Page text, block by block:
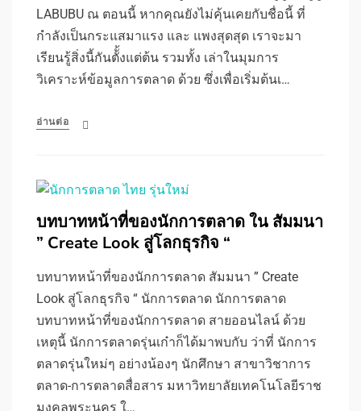
LABUBU ณ ตอนนี้ หากคุณยังไม่คุ้นเคยกับชื่อนี้ ที่
กำลังเป็นกระแสมาแรง และ แพงสุดสุด เราจะมา
เรียนรู้สิ่งนี้กันตัั้งแต่ต้น รวมทั้ง เล่าในมุมการ
วิเคราะห์ข้อมูลการตลาด ด้วย ซึ่งเพื่อเริ่มต้นเ…
อ่านต่อ
บทบาทหน้าที่ของนักการตลาด ใน สัมมนา
” Create Look สู่โลกธุรกิจ “
บทบาทหน้าที่ของนักการตลาด สัมมนา ” Create
Look สู่โลกธุรกิจ “ นักการตลาด นักการตลาด
บทบาทหน้าที่ของนักการตลาด สายออนไลน์ ด้วย
เหตุนี้ นักการตลาดรุ่นเก๋าก็ได้มาพบกับ ว่าที่ นักการ
ตลาดรุ่นใหม่ๆ อย่างน้องๆ นักศึกษา สาขาวิชาการ
ตลาด-การตลาดสื่อสาร มหาวิทยาลัยเทคโนโลยีราช
มงคลพระนคร ใ…